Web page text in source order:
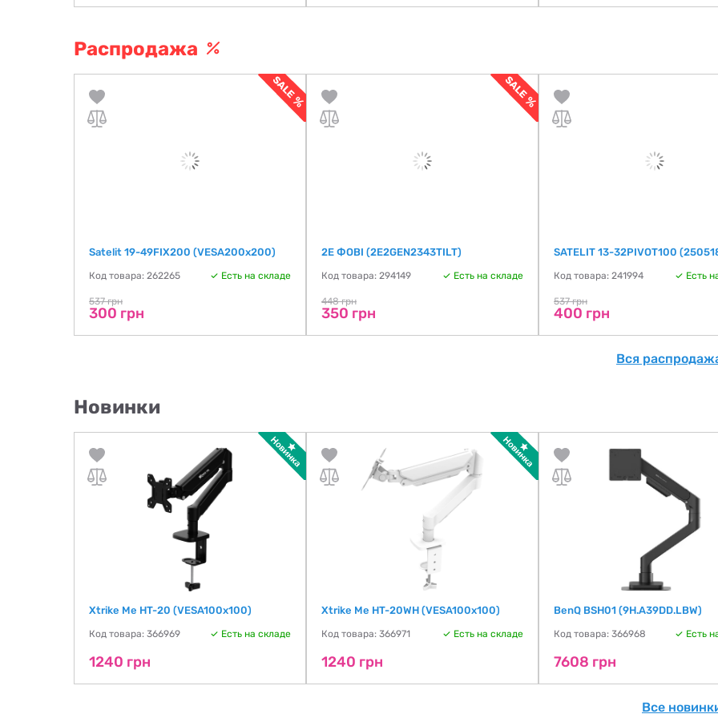
Распродажа
Satelit 19-49FIX200 (VESA200х200)
Код товара: 262265 Есть на складе
537 грн
300 грн
2E ФОВІ (2E2GEN2343TILT)
Код товара: 294149 Есть на складе
448 грн
350 грн
SATELIT 13-32PIVOT100
Код товара: 241994 Есть
537 грн
400 грн
Вся
Новинки
Xtrike Me HT-20 (VESA100х100)
Код товара: 366969 Есть на складе
1240 грн
Xtrike Me HT-20WH (VESA100х100)
Код товара: 366971 Есть на складе
1240 грн
BenQ BSH01 (9H.A39DD.LBW)
Код товара: 366968 Есть
7608 грн
Все